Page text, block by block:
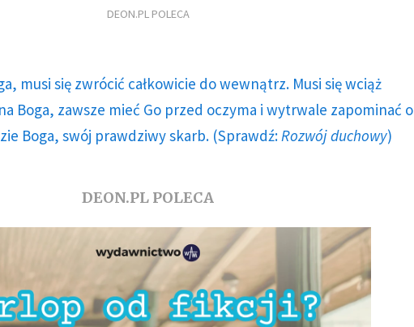
DEON.PL POLECA
musi się zwrócić całkowicie do wewnątrz. Musi się wciąż
Boga, zawsze mieć Go przed oczyma i wytrwale zapominać o
Boga, swój prawdziwy skarb. (Sprawdź: Rozwój duchowy)
DEON.PL POLECA